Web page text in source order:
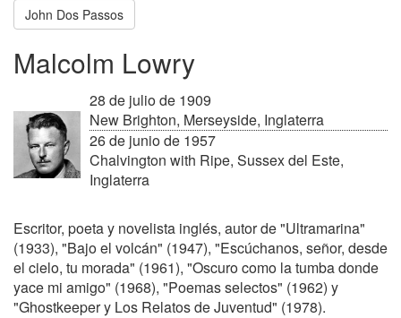
John Dos Passos
Malcolm Lowry
28 de julio de 1909
New Brighton, Merseyside, Inglaterra
26 de junio de 1957
Chalvington with Ripe, Sussex del Este,
Inglaterra
Escritor, poeta y novelista inglés, autor de "Ultramarina"
(1933), "Bajo el volcán" (1947), "Escúchanos, señor, desde
el cielo, tu morada" (1961), "Oscuro como la tumba donde
yace mi amigo" (1968), "Poemas selectos" (1962) y
"Ghostkeeper y Los Relatos de Juventud" (1978).